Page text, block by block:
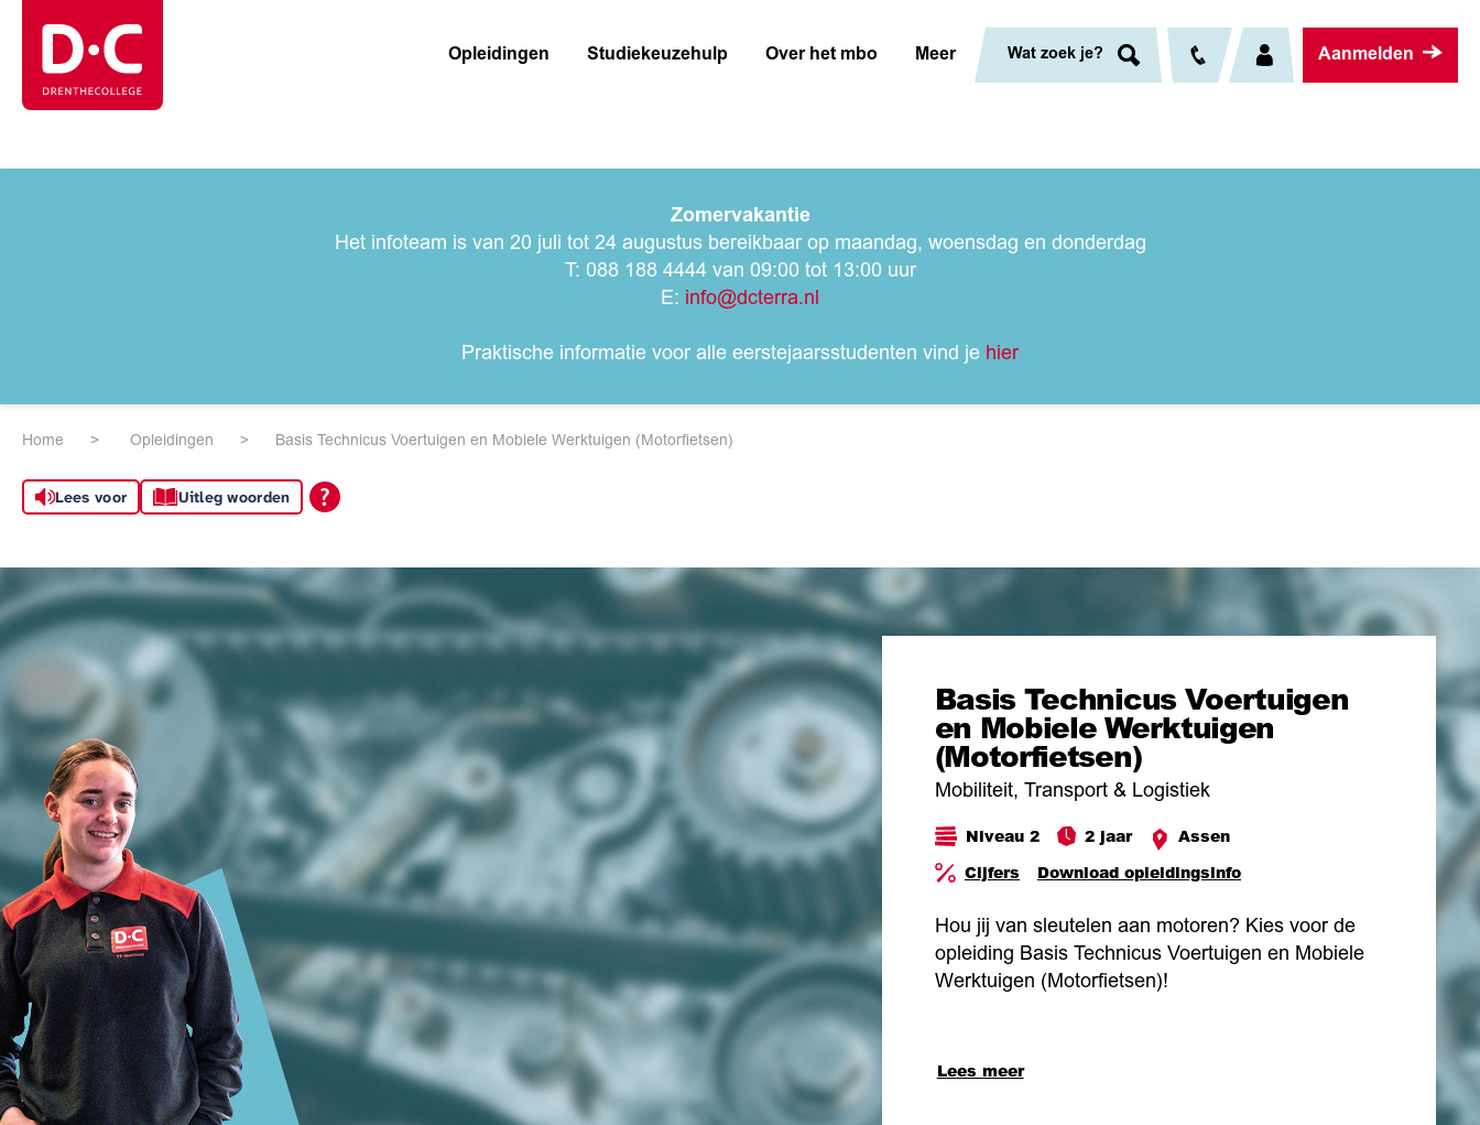
Opleidingen Studiekeuzehulp Over het mbo Meer Wat zoek je? Aanmelden
Zomervakantie
Het infoteam is van 20 juli tot 24 augustus bereikbaar op maandag, woensdag en donderdag
T: 088 188 4444 van 09:00 tot 13:00 uur
E: info@dcterra.nl
Praktische informatie voor alle eerstejaarsstudenten vind je hier
Home Opleidingen Basis Technicus Voertuigen en Mobiele Werktuigen (Motorfietsen)
Lees voor Uitleg woorden
Basis Technicus Voertuigen
en Mobiele Werktuigen
(Motorfietsen)
Mobiliteit, Transport & Logistiek
Niveau 2 2 jaar Assen
Cijfers Download opleidingsinfo
Hou jij van sleutelen aan motoren? Kies voor de
opleiding Basis Technicus Voertuigen en Mobiele
Werktuigen (Motorfietsen)!
Lees meer